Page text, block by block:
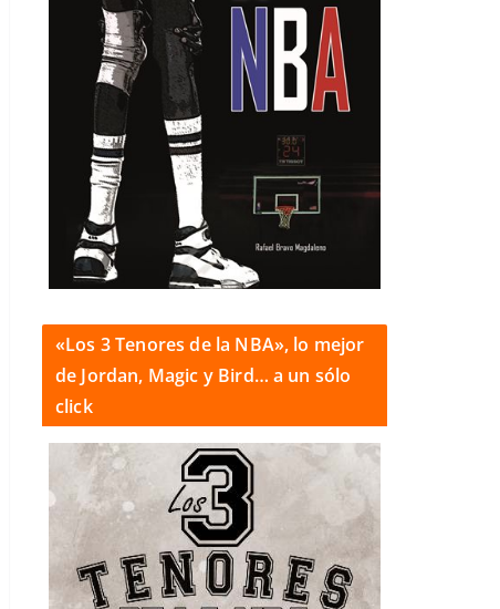
«Los 3 Tenores de la NBA», lo mejor
de Jordan, Magic y Bird… a un sólo
click